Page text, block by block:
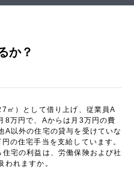
か？
㎡）として借り上げ、従業員A
8万円で、Aからは月3万円の費
A以外の住宅の貸与を受けていな
の住宅手当を支給しています。
宅の利益は、労働保険および社
われますか。